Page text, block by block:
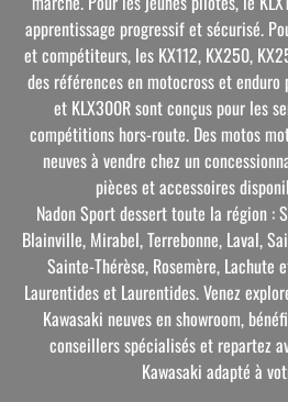
apprentissage progressif et sécurisé.
et compétiteurs, les KX112, KX250,
des références en motocross et enduro
et KLX300R sont conçus pour les
compétitions hors-route. Des motos
neuves à vendre chez un
pièces et accessoires
Nadon Sport dessert toute la région :
Blainville, Mirabel, Terrebonne, Laval,
Sainte-Thérèse, Rosemère, Lachute
Laurentides et Laurentides. Venez
Kawasaki neuves en showroom,
conseillers spécialisés et repartez
Kawasaki adapté à